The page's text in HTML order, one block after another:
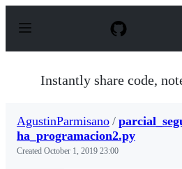
p
Instantly share code,
AgustinParmisano /
ha_programacion2.py
Created October 1, 2019 23:00